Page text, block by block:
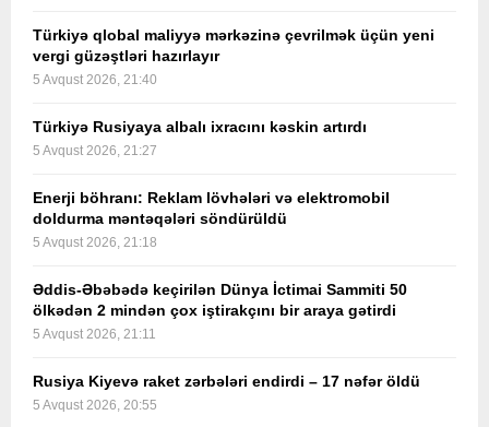
Türkiyə qlobal maliyyə mərkəzinə çevrilmək üçün yeni
vergi güzəştləri hazırlayır
5 Avqust 2026, 21:40
Türkiyə Rusiyaya albalı ixracını kəskin artırdı
5 Avqust 2026, 21:27
Enerji böhranı: Reklam lövhələri və elektromobil
doldurma məntəqələri söndürüldü
5 Avqust 2026, 21:18
Əddis-Əbəbədə keçirilən Dünya İctimai Sammiti 50
ölkədən 2 mindən çox iştirakçını bir araya gətirdi
5 Avqust 2026, 21:11
Rusiya Kiyevə raket zərbələri endirdi – 17 nəfər öldü
5 Avqust 2026, 20:55